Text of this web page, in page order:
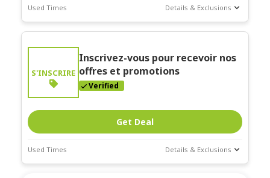
Used Times Details & Exclusions
Deal Stats
Expires:
S'INSCRIRE
Inscrivez-vous pour recevoir nos
offres et promotions
Verified
Get Deal
Used Times Details & Exclusions